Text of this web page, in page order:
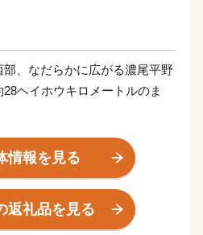
、なだらかに広がる濃尾平野
ヘイホウキロメートルのま
斐川など18本の一級河川が流
な地域であり、市内を東西に
東海道線が走り、古くから交
が毎年伸び続けている活気あ
情報を見る
返礼品を見る